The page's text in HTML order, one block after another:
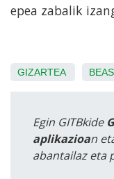
epea zabalik
GIZARTEA
Egin GITBkide
aplikazioan
abantailaz eta